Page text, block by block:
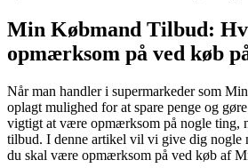
Min Købmand Tilbud:
opmærksom på ved køb
Når man handler i supermarkeder som
oplagt mulighed for at spare penge og
vigtigt at være opmærksom på nogle ting,
tilbud. I denne artikel vil vi give dig nogle
du skal være opmærksom på ved køb af